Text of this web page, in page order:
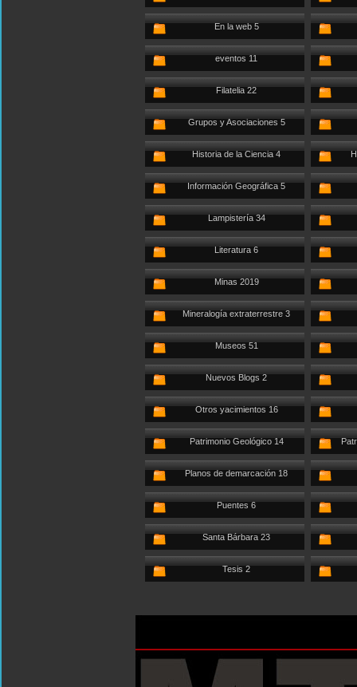
En la web 5
eventos 11
Filatelia 22
Grupos y Asociaciones 5
Historia de la Ciencia 4
Información Geográfica 5
Lampistería 34
Literatura 6
Minas 2019
Mineralogía extraterrestre 3
Museos 51
Nuevos Blogs 2
Otros yacimientos 16
Patrimonio Geológico 14
Planos de demarcación 18
Puentes 6
Santa Bárbara 23
Tesis 2